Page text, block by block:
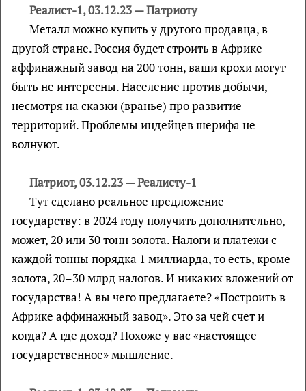
Реалист-1, 03.12.23 — Патриоту
Металл можно купить у другого продавца, в
другой стране. Россия будет строить в Африке
аффинажный завод на 200 тонн, ваши крохи могут
быть не интересны. Население против добычи,
несмотря на сказки (вранье) про развитие
территорий. Проблемы индейцев шерифа не
волнуют.
Патриот, 03.12.23 — Реалисту-1
Тут сделано реальное предложение
государству: в 2024 году получить дополнительно,
может, 20 или 30 тонн золота. Налоги и платежи с
каждой тонны порядка 1 миллиарда, то есть, кроме
золота, 20–30 млрд налогов. И никаких вложений от
государства! А вы чего предлагаете? «Построить в
Африке аффинажный завод». Это за чей счет и
когда? А где доход? Похоже у вас «настоящее
государственное» мышление.